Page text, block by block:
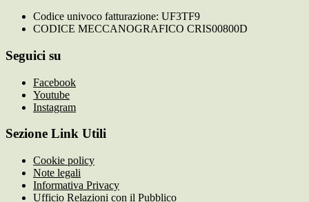
Codice univoco fatturazione: UF3TF9
CODICE MECCANOGRAFICO CRIS00800D
Seguici su
Facebook
Youtube
Instagram
Sezione Link Utili
Cookie policy
Note legali
Informativa Privacy
Ufficio Relazioni con il Pubblico